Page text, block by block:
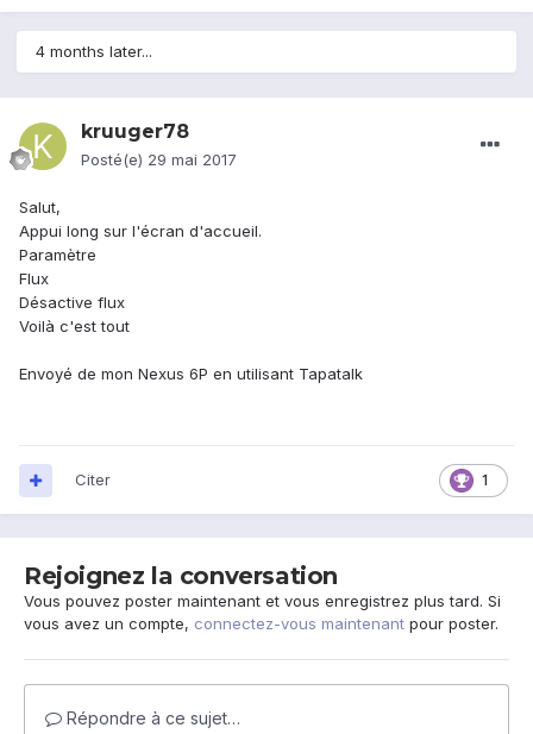
4 months later...
kruuger78
Posté(e) 29 mai 2017
Salut,
Appui long sur l'écran d'accueil.
Paramètre
Flux
Désactive flux
Voilà c'est tout
Envoyé de mon Nexus 6P en utilisant Tapatalk
1
Citer
Rejoignez la conversation
Vous pouvez poster maintenant et vous enregistrez plus tard. Si
vous avez un compte, connectez-vous maintenant pour poster.
Répondre à ce sujet…